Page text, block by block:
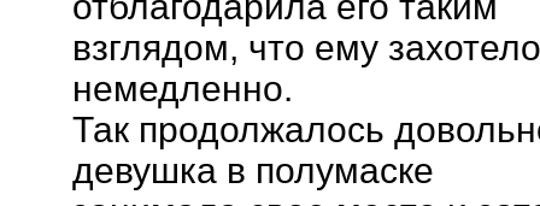
взглядом, что ему
немедленно.
Так продолжалось
девушка в полумаске